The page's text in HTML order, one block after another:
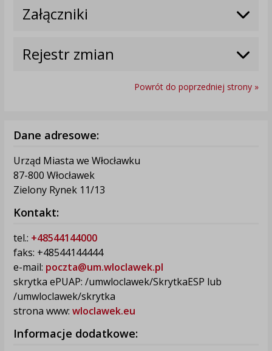
Załączniki
Rejestr zmian
Powrót do poprzedniej strony »
Dane adresowe:
Urząd Miasta we Włocławku
87-800 Włocławek
Zielony Rynek 11/13
Kontakt:
tel.: +48544144000
faks: +48544144444
e-mail: poczta@um.wloclawek.pl
skrytka ePUAP: /umwloclawek/SkrytkaESP lub
/umwloclawek/skrytka
strona www: wloclawek.eu
Informacje dodatkowe: